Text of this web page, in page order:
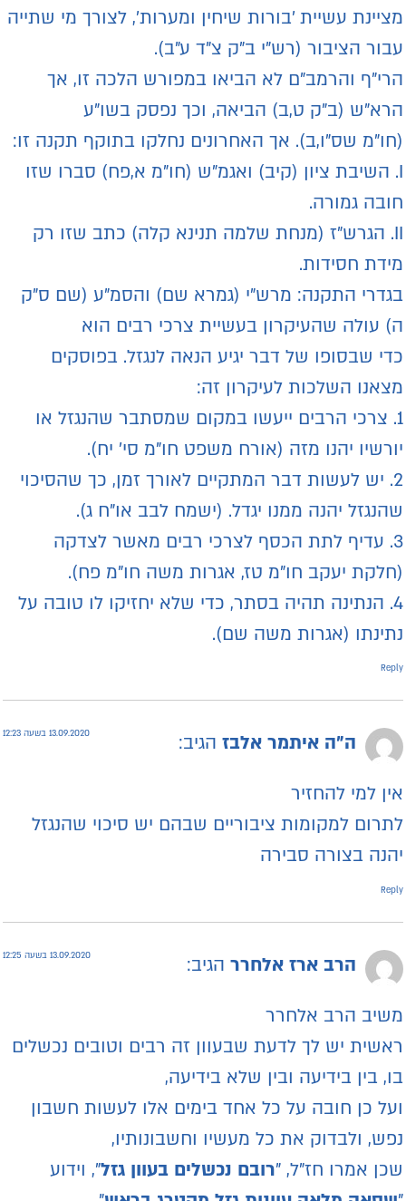
עשיית 'בורות שיחין ומערות', לצורך מי שתייה
הציבור (רש"י ב"ק צ"ד ע"ב).
והרמב"ם לא הביאו במפורש הלכה זו, אך
(ב"ק ט,ב) הביאה, וכך נפסק בשו"ע
שס"ו,ב). אך האחרונים נחלקו בתוקף תקנה זו:
I. השיבת ציון (קיב) ואגמ"ש (חו"מ א,פח) סברו שזו
גמורה.
II. הגרש"ז (מנחת שלמה תנינא קלה) כתב שזו רק
חסידות.
התקנה: מרש"י (גמרא שם) והסמ"ע (שם ס"ק
עולה שהעיקרון בעשיית צרכי רבים הוא
שבסופו של דבר יגיע הנאה לנגזל. בפוסקים
השלכות לעיקרון זה:
1. צרכי הרבים ייעשו במקום שמסתבר שהנגזל או
יהנו מזה (אורח משפט חו"מ סי' יח).
2. יש לעשות דבר המתקיים לאורך זמן, כך שהסיכוי
יהנה ממנו יגדל. (ישמח לבב או"ח ג).
3. עדיף לתת הכסף לצרכי רבים מאשר לצדקה
יעקב חו"מ טז, אגרות משה חו"מ פח).
4. הנתינה תהיה בסתר, כדי שלא יחזיקו לו טובה על
(אגרות משה שם).
ה"ה איתמר אלבז הגיב: 13.09.2020 בשעה 12:23
למי להחזיר
למקומות ציבוריים שבהם יש סיכוי שהנגזל
בצורה סבירה
הרב ארז אלחרר הגיב: 13.09.2020 בשעה 12:25
הרב אלחרר
יש לך לדעת שבעוון זה רבים וטובים נכשלים
בין בידיעה ובין שלא בידיעה,
כן חובה על כל אחד בימים אלו לעשות חשבון
ולבדוק את כל מעשיו וחשבונותיו,
אמרו חז"ל, "רובם נכשלים בעוון גזל", וידוע